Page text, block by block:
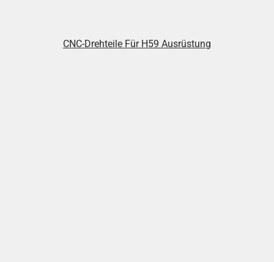
CNC-Drehteile Für H59 Ausrüstung